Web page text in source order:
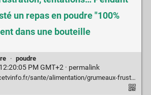
un repas en poudre "100%
dans une bouteille
· poudre
PM GMT+2 · permalink
tentations-pendant-dix-jours-j-ai-teste-feed-le-repas-en-poudre-100-equilibre-qui-tient-dans-une-bouteille_2779513.html